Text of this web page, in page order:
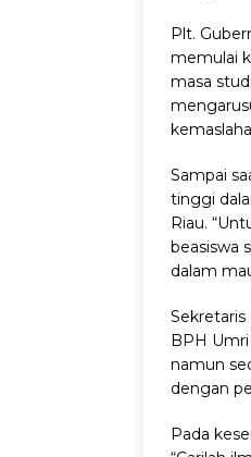
Plt.
memulai
masa
Sampai
tinggi
Riau.
beasiswa
dalam
BPH
namun
dengan
Pada